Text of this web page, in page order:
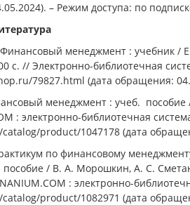
– Режим доступа: по
менеджмент : учебник /
c. // Электронно-библиотечная
79827.html (дата обращения:
менеджмент : учеб.
: электронно-библиотечная
product/1047178 (дата
по финансовому
пособие / В. А. Морошкин, А. С.
: электронно-
product/1082971 (дата